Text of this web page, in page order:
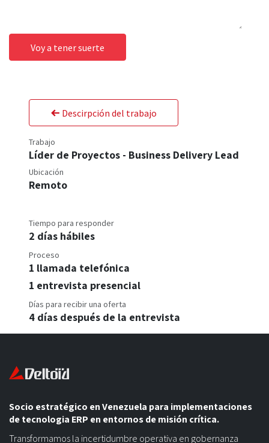
Voy a tener suerte
Descirpción del trabajo
Trabajo
Líder de Proyectos - Business Delivery Lead
Ubicación
Remoto
Tiempo para responder
2 días hábiles
Proceso
1 llamada telefónica
1 entrevista presencial
Días para recibir una oferta
4 días después de la entrevista
Socio estratégico en Venezuela para implementaciones
de tecnologia ERP en entornos de misión crítica.
Transformamos la incertidumbre operativa en gobernanza